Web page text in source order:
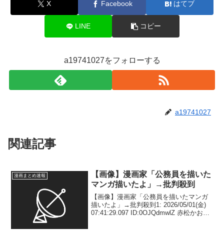
X Facebook はてブ
LINE コピー
a19741027をフォローする
a19741027
関連記事
漫画まとめ速報
【画像】漫画家「公務員を描いた
マンガ描いたよ」→批判殺到
【画像】漫画家「公務員を描いたマンガ
描いたよ」→批判殺到1: 2026/05/01(金)
07:41:29.097 ID:0OJQdmwlZ 赤松かおり